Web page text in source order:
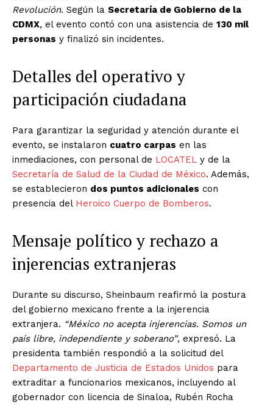
Revolución. Según la Secretaría de Gobierno de la
CDMX, el evento contó con una asistencia de 130 mil
personas y finalizó sin incidentes.
Detalles del operativo y
participación ciudadana
Para garantizar la seguridad y atención durante el
evento, se instalaron cuatro carpas en las
inmediaciones, con personal de LOCATEL y de la
Secretaría de Salud de la Ciudad de México. Además,
se establecieron dos puntos adicionales con
presencia del Heroico Cuerpo de Bomberos.
Mensaje político y rechazo a
injerencias extranjeras
Durante su discurso, Sheinbaum reafirmó la postura
del gobierno mexicano frente a la injerencia
extranjera. “México no acepta injerencias. Somos un
país libre, independiente y soberano”, expresó. La
presidenta también respondió a la solicitud del
Departamento de Justicia de Estados Unidos para
extraditar a funcionarios mexicanos, incluyendo al
gobernador con licencia de Sinaloa, Rubén Rocha